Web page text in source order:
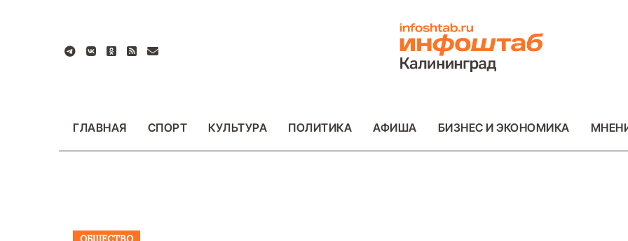
содержанию
ГЛАВНАЯ СПОРТ КУЛЬТУРА ПОЛИТИКА АФИША БИЗНЕС И ЭКОНОМИКА